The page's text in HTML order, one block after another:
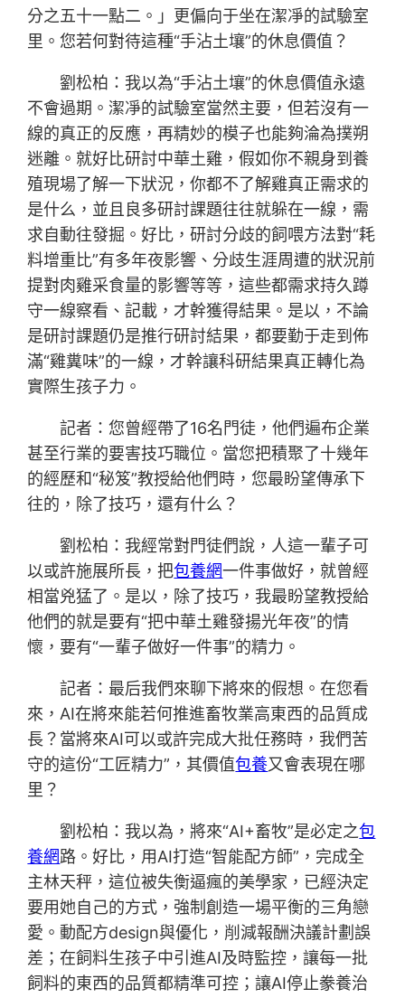
分之五十一點二。」更偏向于坐在潔凈的試驗室
里。您若何對待這種“手沾土壤”的休息價值？
劉松柏：我以為“手沾土壤”的休息價值永遠
不會過期。潔凈的試驗室當然主要，但若沒有一
線的真正的反應，再精妙的模子也能夠淪為撲朔
迷離。就好比研討中華土雞，假如你不親身到養
殖現場了解一下狀況，你都不了解雞真正需求的
是什么，並且良多研討課題往往就躲在一線，需
求自動往發掘。好比，研討分歧的飼喂方法對“耗
料增重比”有多年夜影響、分歧生涯周遭的狀況前
提對肉雞采食量的影響等等，這些都需求持久蹲
守一線察看、記載，才幹獲得結果。是以，不論
是研討課題仍是推行研討結果，都要勤于走到佈
滿“雞糞味”的一線，才幹讓科研結果真正轉化為
實際生孩子力。
記者：您曾經帶了16名門徒，他們遍布企業
甚至行業的要害技巧職位。當您把積聚了十幾年
的經歷和“秘笈”教授給他們時，您最盼望傳承下
往的，除了技巧，還有什么？
劉松柏：我經常對門徒們說，人這一輩子可
以或許施展所長，把包養網一件事做好，就曾經
相當兇猛了。是以，除了技巧，我最盼望教授給
他們的就是要有“把中華土雞發揚光年夜”的情
懷，要有“一輩子做好一件事”的精力。
記者：最后我們來聊下將來的假想。在您看
來，AI在將來能若何推進畜牧業高東西的品質成
長？當將來AI可以或許完成大批任務時，我們苦
守的這份“工匠精力”，其價值包養又會表現在哪
里？
劉松柏：我以為，將來“AI+畜牧”是必定之包
養網路。好比，用AI打造“智能配方師”，完成全
主林天秤，這位被失衡逼瘋的美學家，已經決定
要用她自己的方式，強制創造一場平衡的三角戀
愛。動配方design與優化，削減報酬決議計劃誤
差；在飼料生孩子中引進AI及時監控，讓每一批
飼料的東西的品質都精準可控；讓AI停止豢養治